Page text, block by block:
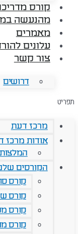
קורס
מהנעשה
מאמרים
עלונים
צור קשר
דרושים
תפריט
מרכז דעת
אודות מרכז
המלצות
הקורסים
קורס
קורס
קורס
קורס